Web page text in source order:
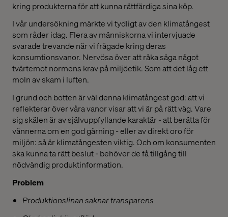
kring produkterna för att kunna rättfärdiga sina köp.
I vår undersökning märkte vi tydligt av den klimatångest
som råder idag. Flera av människorna vi intervjuade
svarade trevande när vi frågade kring deras
konsumtionsvanor. Nervösa över att råka säga något
tvärtemot normens krav på miljöetik. Som att det låg ett
moln av skam i luften.
I grund och botten är väl denna klimatångest god: att vi
reflekterar över våra vanor visar att vi är på rätt väg. Vare
sig skälen är av självuppfyllande karaktär - att berätta för
vännerna om en god gärning - eller av direkt oro för
miljön: så är klimatångesten viktig. Och om konsumenten
ska kunna ta rätt beslut - behöver de få tillgång till
nödvändig produktinformation.
Problem
Produktionslinan saknar transparens